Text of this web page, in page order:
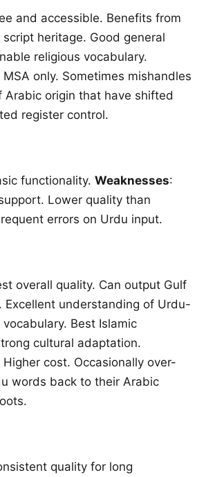
and accessible. Benefits from
heritage. Good general
religious vocabulary.
MSA only. Sometimes mishandles
Arabic origin that have shifted
register control.
functionality. Weaknesses:
Lower quality than
errors on Urdu input.
overall quality. Can output Gulf
Excellent understanding of Urdu-
Best Islamic
cultural adaptation.
Higher cost. Occasionally over-
words back to their Arabic
quality for long